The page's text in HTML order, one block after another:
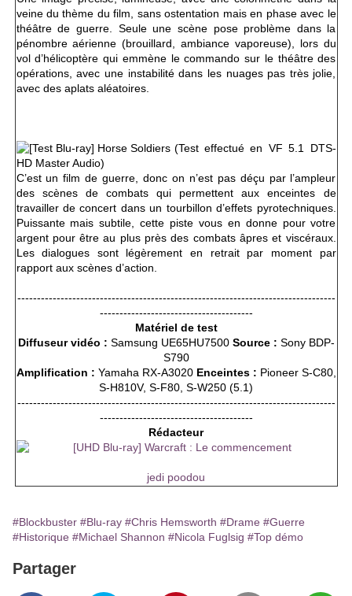
veine du thème du film, sans ostentation mais en phase avec le
théâtre de guerre. Seule une scène pose problème dans la
pénombre aérienne (brouillard, ambiance vaporeuse), lors du
vol d’hélicoptère qui emmène le commando sur le théâtre des
opérations, avec une instabilité dans les nuages pas très jolie,
avec des aplats aléatoires.
(Test effectué en VF 5.1 DTS-
HD Master Audio)
C’est un film de guerre, donc on n’est pas déçu par l’ampleur
des scènes de combats qui permettent aux enceintes de
travailler de concert dans un tourbillon d’effets pyrotechniques.
Puissante mais subtile, cette piste vous en donne pour votre
argent pour être au plus près des combats âpres et viscéraux.
Les dialogues sont légèrement en retrait par moment par
rapport aux scènes d’action.
---------------------------------------------------------------------------------
---------------------------------------
Matériel de test
Diffuseur vidéo : Samsung UE65HU7500 Source : Sony BDP-
S790
Amplification : Yamaha RX-A3020 Enceintes : Pioneer S-C80,
S-H810V, S-F80, S-W250 (5.1)
---------------------------------------------------------------------------------
---------------------------------------
Rédacteur
jedi poodou
#Blockbuster #Blu-ray #Chris Hemsworth #Drame #Guerre
#Historique #Michael Shannon #Nicola Fuglsig #Top démo
Partager